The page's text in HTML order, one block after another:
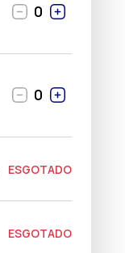
0
0
ESGOTADO
ESGOTADO